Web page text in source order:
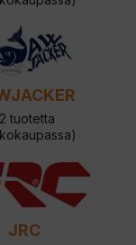
tuotetta
JRC